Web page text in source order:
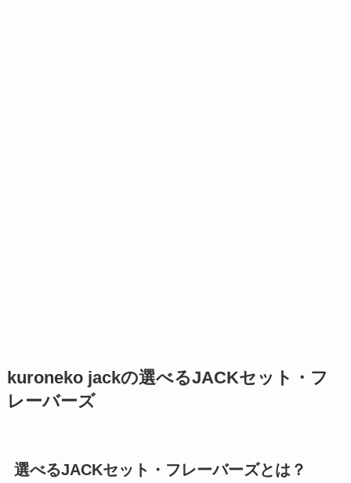
kuroneko jackの選べるJACKセット・フ
レーバーズ
選べるJACKセット・フレーバーズとは？